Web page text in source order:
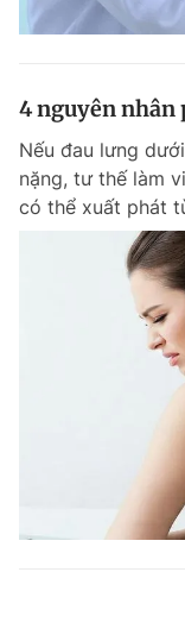
4 nguyên nhân
Nếu đau lưng
nặng, tư thế làm
có thể xuất phát